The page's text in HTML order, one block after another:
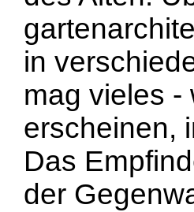
in
mag vieles -
erscheinen,
Das
der